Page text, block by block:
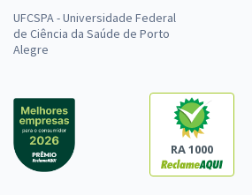
UFCSPA - Universidade Federal
de Ciência da Saúde de Porto
Alegre
RA 1000